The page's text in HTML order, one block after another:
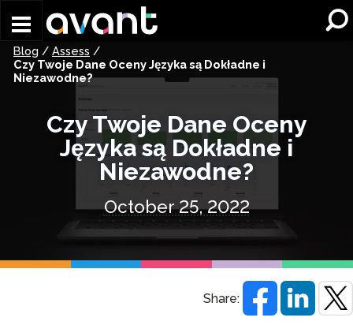
Blog / Assess /
Czy Twoje Dane Oceny Języka są Dokładne i
Niezawodne?
Czy Twoje Dane Oceny
Języka są Dokładne i
Niezawodne?
October 25, 2022
Share: